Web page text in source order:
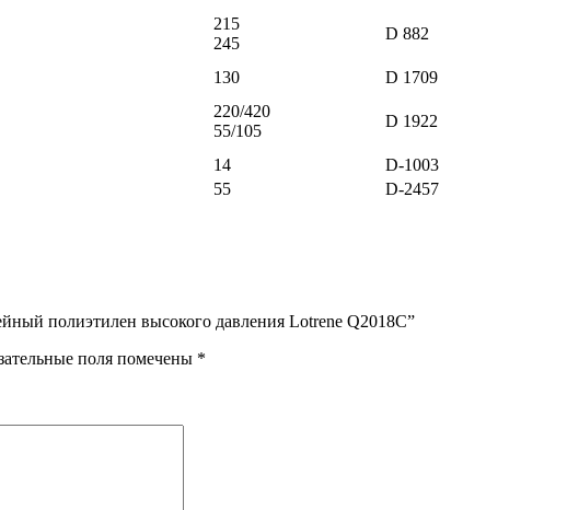
215
245
D 882
130
D 1709
220/420
55/105
D 1922
14
D-1003
55 D-2457
полиэтилен высокого давления Lotrene Q2018C”
поля помечены *